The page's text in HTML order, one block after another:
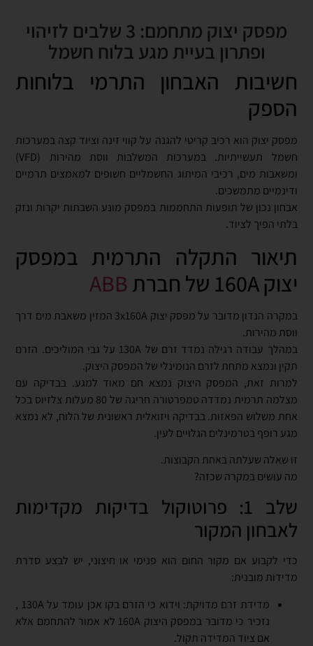
מפסק יצוק מתחמם: 3 שלבים לזיהוי
ופתרון בעיית מגע בלוח חשמל
חשיבות האבחון התרמי בלוחות
הספק
מפסק יצוק הוא רכיב קריטי להגנה על קווי זינה וציוד קצה במערכות
חשמל תעשייתיות. במערכות המשלבות ווסת מהירות (VFD)
ומשאבות מים, רכיבי המיתוג החשמליים חשופים למאמצים תרמיים
ודינמיים מתמשכים.
אבחון נכון של תופעות התחממות במפסק מונע השבתות יקרות ונזק
בלתי הפיך לציוד.
תיאור התקלה התרמית במפסק
יצוק 160A של חברת
ABB
במקרה הנדון מדובר על מפסק יצוק 3x160A המזין משאבת מים דרך
ווסת מהירות.
במהלך עבודה רגילה נמדד זרם של 130A על גבי המוליכים. הזרם
תקין ונמצא מתחת לזרם הנומינלי של המפסק היצוק.
למרות זאת, המפסק היצוק נמצא חם מאוד למגע. בבדיקה עם
מצלמה תרמית נמדדה טמפרטורה חריגה של 80 מעלות צלזיוס בכל
אחת משלוש הפאזות. בבדיקה ויזואלית ראשונית של הלוח, לא נמצא
מגע רופף בטרמינלים הגלויים לעין.
זו שאלה שעלתה באחת הקבוצות.
מה עושים במקרה שכזה?
שלב 1: פרוטוקול בדיקות מקדימות
לאבחון המקור
כדי לקבוע אם מקור החום הוא פנימי או חיצוני, יש לבצע סדרת
מדידות מובנית:
מדידת זרם מדויקת: וידוא כי הזרם בקו אכן עומד על 130A ,
נזכיר כי מדובר במפסק היצוק 160A לא אמור להתחמם אלא
אם ציוד המדידה תקול.